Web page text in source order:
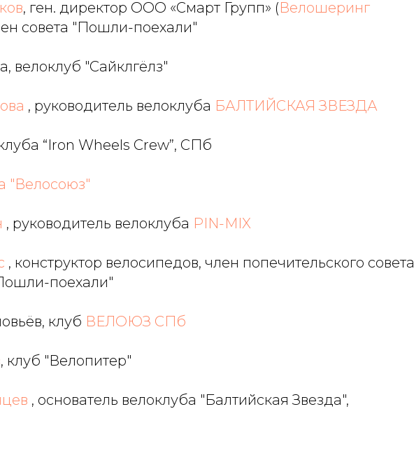
, ген. директор ООО «Смарт Групп» (Велошеринг
совета "Пошли-поехали"
велоклуб "Сайклгёлз"
, руководитель велоклуба БАЛТИЙСКАЯ ЗВЕЗДА
“Iron Wheels Crew”, СПб
"Велосоюз"
, руководитель велоклуба PIN-MIX
, конструктор велосипедов, член попечительского совета
поехали"
клуб ВЕЛОЮЗ СПб
, клуб "Велопитер"
, основатель велоклуба "Балтийская Звезда",